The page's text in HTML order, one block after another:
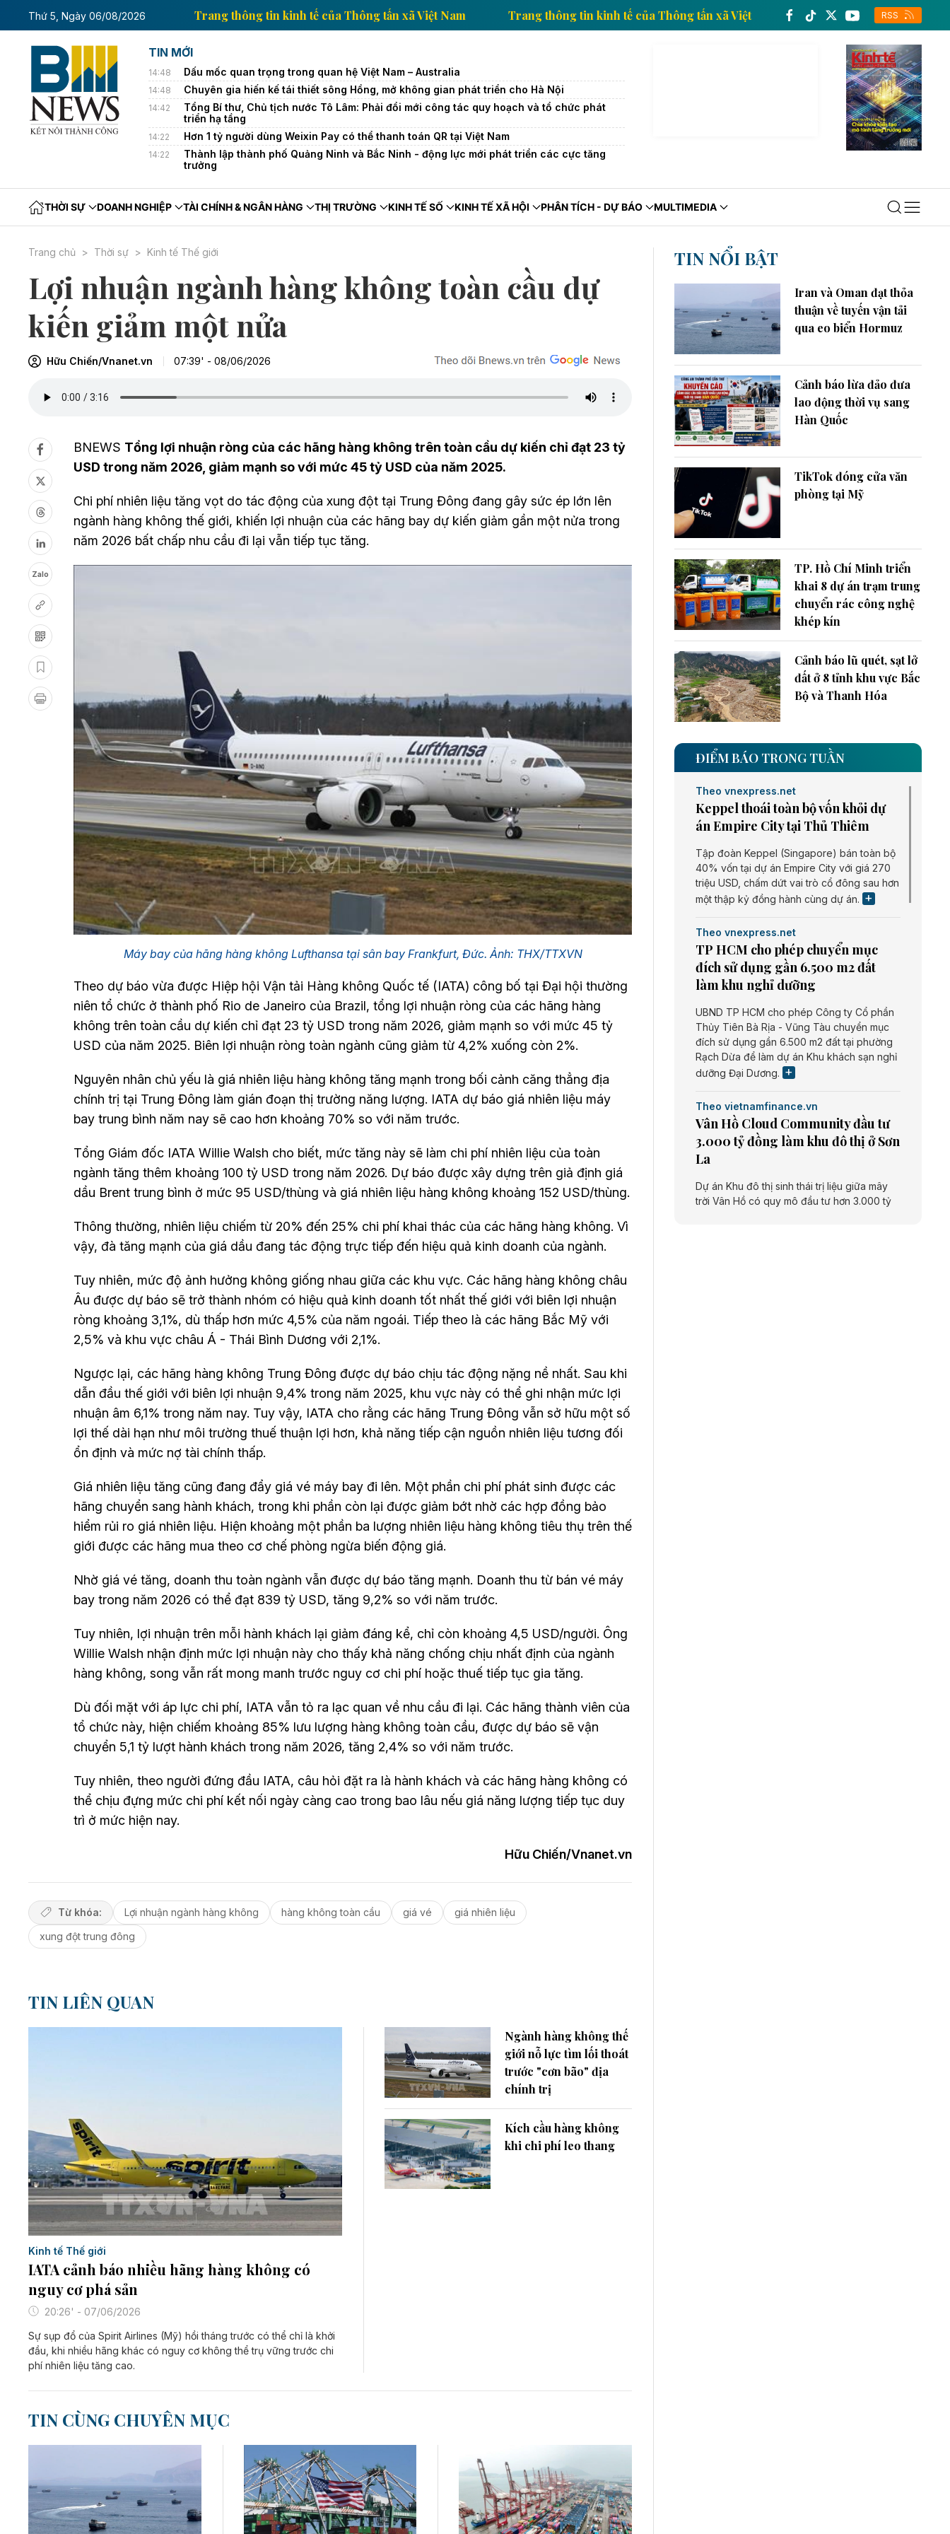
Thứ 5, Ngày 06/08/2026
kinh tế của Thông tấn xã Việt Nam Trang thông tin kinh tế của Thông tấn xã Việt Nam Trang thông tin kinh tế của Thông tấn xã Việt Nam Trang thông
RSS
TIN MỚI
14:48 Dấu mốc quan trọng trong quan hệ Việt Nam – Australia
14:48 Chuyên gia hiến kế tái thiết sông Hồng, mở không gian phát triển cho Hà Nội
14:42
Tổng Bí thư, Chủ tịch nước Tô Lâm: Phải đổi mới công tác quy hoạch và tổ chức phát
triển hạ tầng
14:22 Hơn 1 tỷ người dùng Weixin Pay có thể thanh toán QR tại Việt Nam
14:22
Thành lập thành phố Quảng Ninh và Bắc Ninh - động lực mới phát triển các cực tăng
trưởng
THỜI SỰ DOANH NGHIỆP TÀI CHÍNH & NGÂN HÀNG THỊ TRƯỜNG KINH TẾ SỐ KINH TẾ XÃ HỘI PHÂN TÍCH - DỰ BÁO MULTIMEDIA
Trang chủ Thời sự Kinh tế Thế giới
Lợi nhuận ngành hàng không toàn cầu dự
kiến giảm một nửa
Hữu Chiến/Vnanet.vn 07:39' - 08/06/2026
Zalo
BNEWS Tổng lợi nhuận ròng của các hãng hàng không trên toàn cầu dự kiến chỉ đạt 23 tỷ
USD trong năm 2026, giảm mạnh so với mức 45 tỷ USD của năm 2025.
Chi phí nhiên liệu tăng vọt do tác động của xung đột tại Trung Đông đang gây sức ép lớn lên
ngành hàng không thế giới, khiến lợi nhuận của các hãng bay dự kiến giảm gần một nửa trong
năm 2026 bất chấp nhu cầu đi lại vẫn tiếp tục tăng.
Máy bay của hãng hàng không Lufthansa tại sân bay Frankfurt, Đức. Ảnh: THX/TTXVN
Theo dự báo vừa được Hiệp hội Vận tải Hàng không Quốc tế (IATA) công bố tại Đại hội thường
niên tổ chức ở thành phố Rio de Janeiro của Brazil, tổng lợi nhuận ròng của các hãng hàng
không trên toàn cầu dự kiến chỉ đạt 23 tỷ USD trong năm 2026, giảm mạnh so với mức 45 tỷ
USD của năm 2025. Biên lợi nhuận ròng toàn ngành cũng giảm từ 4,2% xuống còn 2%.
Nguyên nhân chủ yếu là giá nhiên liệu hàng không tăng mạnh trong bối cảnh căng thẳng địa
chính trị tại Trung Đông làm gián đoạn thị trường năng lượng. IATA dự báo giá nhiên liệu máy
bay trung bình năm nay sẽ cao hơn khoảng 70% so với năm trước.
Tổng Giám đốc IATA Willie Walsh cho biết, mức tăng này sẽ làm chi phí nhiên liệu của toàn
ngành tăng thêm khoảng 100 tỷ USD trong năm 2026. Dự báo được xây dựng trên giả định giá
dầu Brent trung bình ở mức 95 USD/thùng và giá nhiên liệu hàng không khoảng 152 USD/thùng.
Thông thường, nhiên liệu chiếm từ 20% đến 25% chi phí khai thác của các hãng hàng không. Vì
vậy, đà tăng mạnh của giá dầu đang tác động trực tiếp đến hiệu quả kinh doanh của ngành.
Tuy nhiên, mức độ ảnh hưởng không giống nhau giữa các khu vực. Các hãng hàng không châu
Âu được dự báo sẽ trở thành nhóm có hiệu quả kinh doanh tốt nhất thế giới với biên lợi nhuận
ròng khoảng 3,1%, dù thấp hơn mức 4,5% của năm ngoái. Tiếp theo là các hãng Bắc Mỹ với
2,5% và khu vực châu Á - Thái Bình Dương với 2,1%.
Ngược lại, các hãng hàng không Trung Đông được dự báo chịu tác động nặng nề nhất. Sau khi
dẫn đầu thế giới với biên lợi nhuận 9,4% trong năm 2025, khu vực này có thể ghi nhận mức lợi
nhuận âm 6,1% trong năm nay. Tuy vậy, IATA cho rằng các hãng Trung Đông vẫn sở hữu một số
lợi thế dài hạn như môi trường thuế thuận lợi hơn, khả năng tiếp cận nguồn nhiên liệu tương đối
ổn định và mức nợ tài chính thấp.
Giá nhiên liệu tăng cũng đang đẩy giá vé máy bay đi lên. Một phần chi phí phát sinh được các
hãng chuyển sang hành khách, trong khi phần còn lại được giảm bớt nhờ các hợp đồng bảo
hiểm rủi ro giá nhiên liệu. Hiện khoảng một phần ba lượng nhiên liệu hàng không tiêu thụ trên thế
giới được các hãng mua theo cơ chế phòng ngừa biến động giá.
Nhờ giá vé tăng, doanh thu toàn ngành vẫn được dự báo tăng mạnh. Doanh thu từ bán vé máy
bay trong năm 2026 có thể đạt 839 tỷ USD, tăng 9,2% so với năm trước.
Tuy nhiên, lợi nhuận trên mỗi hành khách lại giảm đáng kể, chỉ còn khoảng 4,5 USD/người. Ông
Willie Walsh nhận định mức lợi nhuận này cho thấy khả năng chống chịu nhất định của ngành
hàng không, song vẫn rất mong manh trước nguy cơ chi phí hoặc thuế tiếp tục gia tăng.
Dù đối mặt với áp lực chi phí, IATA vẫn tỏ ra lạc quan về nhu cầu đi lại. Các hãng thành viên của
tổ chức này, hiện chiếm khoảng 85% lưu lượng hàng không toàn cầu, được dự báo sẽ vận
chuyển 5,1 tỷ lượt hành khách trong năm 2026, tăng 2,4% so với năm trước.
Tuy nhiên, theo người đứng đầu IATA, câu hỏi đặt ra là hành khách và các hãng hàng không có
thể chịu đựng mức chi phí kết nối ngày càng cao trong bao lâu nếu giá năng lượng tiếp tục duy
trì ở mức hiện nay.
Hữu Chiến/Vnanet.vn
Từ khóa: Lợi nhuận ngành hàng không hàng không toàn cầu giá vé
giá nhiên liệu
xung đột trung đông
TIN LIÊN QUAN
Kinh tế Thế giới
IATA cảnh báo nhiều hãng hàng không có
nguy cơ phá sản
20:26' - 07/06/2026
Sự sụp đổ của Spirit Airlines (Mỹ) hồi tháng trước có thể chỉ là khởi
đầu, khi nhiều hãng khác có nguy cơ không thể trụ vững trước chi
phí nhiên liệu tăng cao.
Ngành hàng không thế
giới nỗ lực tìm lối thoát
trước "cơn bão" địa
chính trị
Kích cầu hàng không
khi chi phí leo thang
TIN CÙNG CHUYÊN MỤC
TIN NỔI BẬT
Iran và Oman đạt thỏa
thuận về tuyến vận tải
qua eo biển Hormuz
Cảnh báo lừa đảo đưa
lao động thời vụ sang
Hàn Quốc
TikTok đóng cửa văn
phòng tại Mỹ
TP. Hồ Chí Minh triển
khai 8 dự án trạm trung
chuyển rác công nghệ
khép kín
Cảnh báo lũ quét, sạt lở
đất ở 8 tỉnh khu vực Bắc
Bộ và Thanh Hóa
ĐIỂM BÁO TRONG TUẦN
Theo vnexpress.net
Keppel thoái toàn bộ vốn khỏi dự
án Empire City tại Thủ Thiêm
Tập đoàn Keppel (Singapore) bán toàn bộ
40% vốn tại dự án Empire City với giá 270
triệu USD, chấm dứt vai trò cổ đông sau hơn
một thập kỷ đồng hành cùng dự án.
Theo vnexpress.net
TP HCM cho phép chuyển mục
đích sử dụng gần 6.500 m2 đất
làm khu nghỉ dưỡng
UBND TP HCM cho phép Công ty Cổ phần
Thủy Tiên Bà Rịa - Vũng Tàu chuyển mục
đích sử dụng gần 6.500 m2 đất tại phường
Rạch Dừa để làm dự án Khu khách sạn nghỉ
dưỡng Đại Dương.
Theo vietnamfinance.vn
Vân Hồ Cloud Community đầu tư
3.000 tỷ đồng làm khu đô thị ở Sơn
La
Dự án Khu đô thị sinh thái trị liệu giữa mây
trời Vân Hồ có quy mô đầu tư hơn 3.000 tỷ